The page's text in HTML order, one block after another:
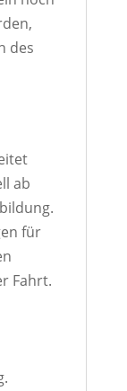
des
ab
für
Fahrt.